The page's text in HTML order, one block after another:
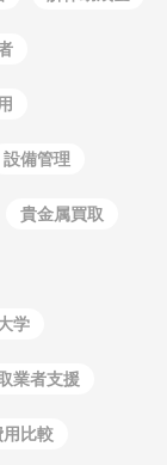
設備管理
貴金属買取
学
業者支援
用比較